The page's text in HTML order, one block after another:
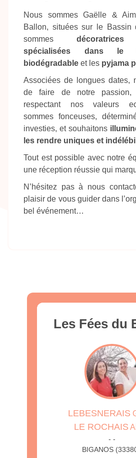
Nous sommes Gaëlle &
Ballon, situées sur le Bassin
sommes décoratrices
spécialisées dans le
biodégradable et les pyjama
Associées de longues dates,
de faire de notre passion,
respectant nos valeurs
sommes fonceuses,
investies, et souhaitons
les rendre uniques et
Tout est possible avec notre
une réception réussie qui
N’hésitez pas à nous
plaisir de vous guider dans
bel événement…
Les Fées du
LEBESNERAIS
LE ROCHAIS
- -
BIGANOS